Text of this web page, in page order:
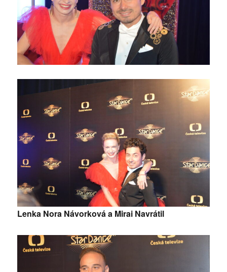
Lenka Nora Návorková a Mirai Navrátil